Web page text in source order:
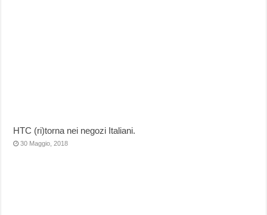
HTC (ri)torna nei negozi Italiani.
30 Maggio, 2018